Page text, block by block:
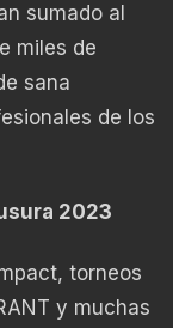
sumado al
miles de
sana
de los
2023
torneos
y muchas